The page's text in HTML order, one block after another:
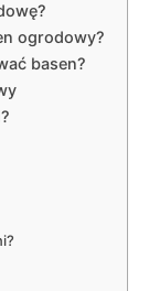
ogrodowy?
basen?